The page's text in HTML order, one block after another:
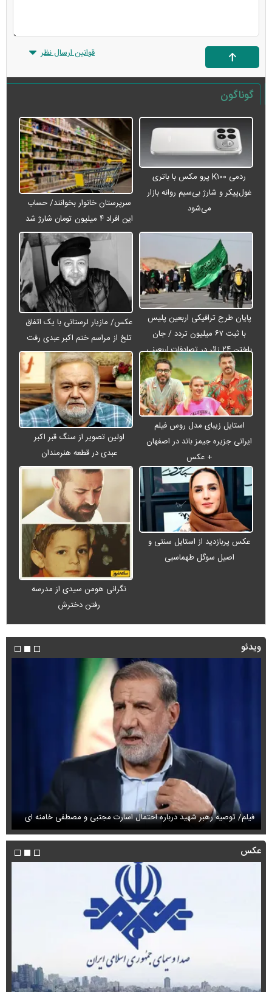
قوانین ارسال نظر
گوناگون
ردمی K۱۰۰ پرو مکس با باتری
غول‌پیکر و شارژ بی‌سیم روانه بازار
می‌شود
سرپرستان خانوار بخوانند/ حساب
این افراد ۴ میلیون تومان شارژ شد
پایان طرح ترافیکی اربعین پلیس
با ثبت ۶۷ میلیون تردد / جان
باختن ۲۴ زائر در تصادفات اربعینی
عکس/ مازیار لرستانی با یک اتفاق
تلخ از مراسم ختم اکبر عبدی رفت
استایل زیبای مدل روس فیلم
ایرانی جزیره جیمز باند در اصفهان
+ عکس
اولین تصویر از سنگ قبر اکبر
عبدی در قطعه هنرمندان
عکس پربازدید از استایل سنتی و
اصیل سوگل طهماسبی
نگرانی هومن سیدی از مدرسه
رفتن دخترش
ویدئو
فیلم/ توصیه رهبر شهید درباره احتمال اسارت مجتبی و مصطفی خامنه ای
عکس